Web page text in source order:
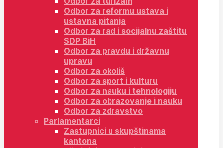
Odbor za reformu ustava i
ustavna pitanja
Odbor za rad i socijalnu zaštitu
SDP BiH
Odbor za pravdu i državnu
upravu
Odbor za okoliš
Odbor za sport i kulturu
Odbor za nauku i tehnologiju
Odbor za obrazovanje i nauku
Odbor za zdravstvo
Parlamentarci
Zastupnici u skupštinama
kantona